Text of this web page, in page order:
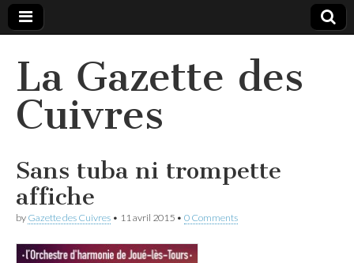
La Gazette des
Cuivres
Sans tuba ni trompette
affiche
by Gazette des Cuivres • 11 avril 2015 • 0 Comments